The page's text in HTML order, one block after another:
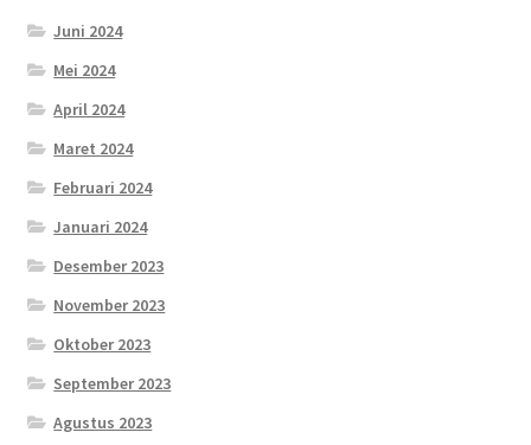
Juni 2024
Mei 2024
April 2024
Maret 2024
Februari 2024
Januari 2024
Desember 2023
November 2023
Oktober 2023
September 2023
Agustus 2023